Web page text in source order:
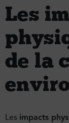
Les
de la
Les impacts